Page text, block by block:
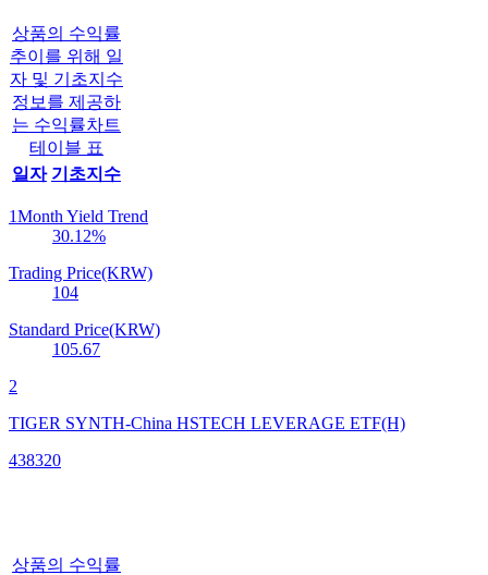
상품의 수익률
추이를 위해 일
자 및 기초지수
정보를 제공하
는 수익률차트
테이블 표
일자 기초지수
1Month Yield Trend
30.12%
Trading Price(KRW)
104
Standard Price(KRW)
105.67
2
TIGER SYNTH-China HSTECH LEVERAGE ETF(H)
438320
상품의 수익률